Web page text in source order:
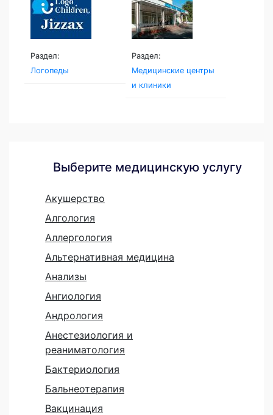
Раздел:
Логопеды
Раздел:
Медицинские центры
и клиники
Выберите медицинскую услугу
Акушерство
Алгология
Аллергология
Альтернативная медицина
Анализы
Ангиология
Андрология
Анестезиология и
реаниматология
Бактериология
Бальнеотерапия
Вакцинация